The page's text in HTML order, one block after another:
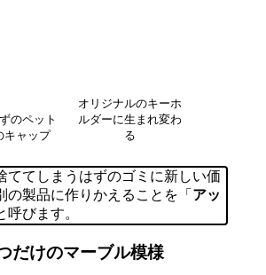
のペット
キャップ
オリジナルのキーホ
ルダーに生まれ変わ
る
ててしまうはずのゴミに新しい価
の製品に作りかえることを「 アッ
呼びます。
だけのマーブル模様